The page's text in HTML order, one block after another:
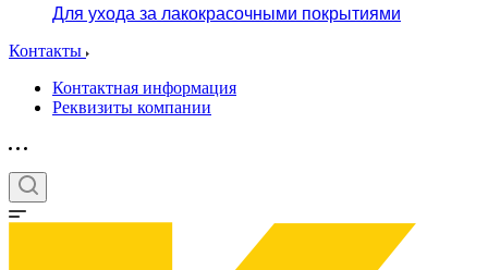
Для ухода за лакокрасочными покрытиями
Контакты
Контактная информация
Реквизиты компании